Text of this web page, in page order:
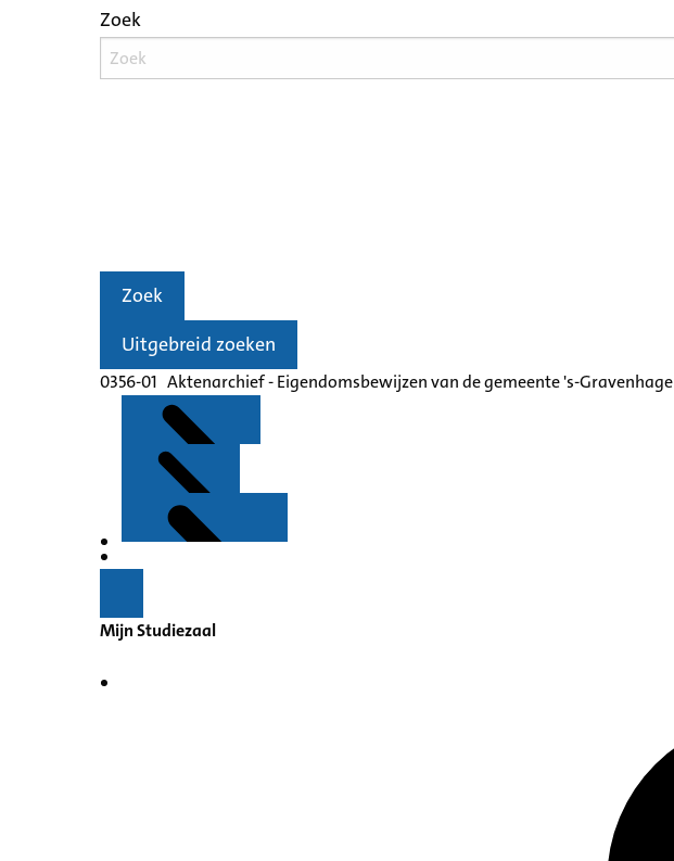
Zoek
Zoek
Uitgebreid zoeken
0356-01 Aktenarchief - Eigendomsbewijzen van de gemeente 's-Gravenhage
Mijn Studiezaal